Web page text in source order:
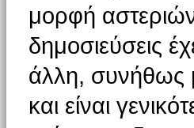
μορφή
δημοσιεύσεις
άλλη, συνήθως
και είναι